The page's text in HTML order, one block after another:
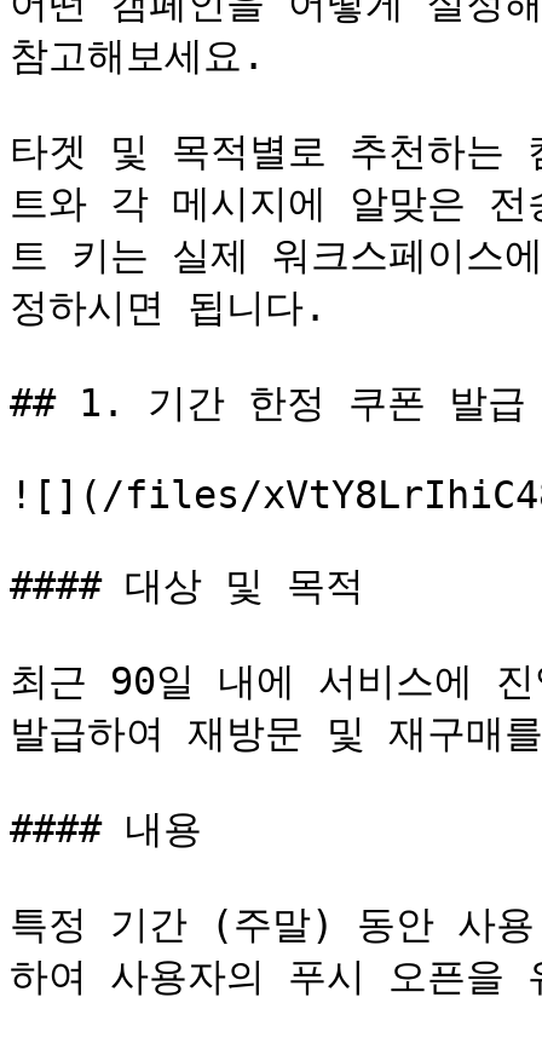
참고해보세요.
타겟 및 목적별로 추천하는
트와 각 메시지에 알맞은
트 키는 실제 워크스페이스
정하시면 됩니다.
## 1. 기간 한정 쿠폰 발급
![](/files/
#### 대상 및 목적
최근 90일 내에 서비스에
발급하여 재방문 및 재구매
#### 내용
특정 기간 (주말) 동안 사
하여 사용자의 푸시 오픈을